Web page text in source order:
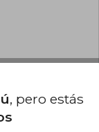
, pero estás